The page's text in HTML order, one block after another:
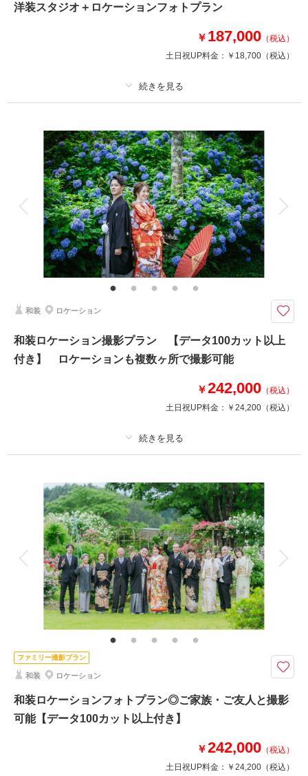
緑水苑 （福島）
相談予約する 撮影日の空き
を確認する
洋装スタジオ＋ロケーションフォトプラン
￥ 187,000 （税込）
土日祝UP料金： ￥18,700 （税込）
撮影料 新婦衣装1着 新郎衣装
着付け ヘアメイク 小物一式
アルバム データ 100 カット 台紙付写真
衣装追加 会食 挙式
家族と撮影 家族用衣装レンタル ペットと撮影
その他含むもの
福島県内出張料 ブーケ（造花）
ウエディングドレスでの撮影プラン
福島県内であれば出張料無料で撮影可能！
このプランで撮影可能な撮影レポート
撮影日：2024年9月17日
スタジオ＋水林 （福島）
和装 ロケーション
和装ロケーション撮影プラン 【データ100カット以上
付き】 ロケーションも複数ヶ所で撮影可能
￥242,000 （税込）
土日祝UP料金： ￥24,200 （税込）
撮影料 新婦衣装1着 新郎衣装1着
着付け ヘアメイク 小物一式
アルバム データ 100 カット 台紙付写真
衣装追加 会食 挙式
家族と撮影 家族用衣装レンタル ペットと撮影
その他含むもの
福島県内出張料
白無垢or色打掛での撮影プラン
福島県内であれば出張料無料で撮影可能！
このプランで撮影可能な撮影レポート
撮影日：2026年4月19日
ファミリー撮影プラン
和装 ロケーション
和装ロケーションフォトプラン◎ご家族・ご友人と撮影
可能【データ100カット以上付き】
￥242,000 （税込）
土日祝UP料金： ￥24,200 （税込）